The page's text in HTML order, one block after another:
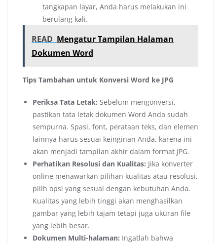
tangkapan layar, Anda harus melakukan ini
berulang kali.
READ Mengatur Tampilan Halaman
Dokumen Word
Tips Tambahan untuk Konversi Word ke JPG
Periksa Tata Letak: Sebelum mengonversi,
pastikan tata letak dokumen Word Anda sudah
sempurna. Spasi, font, perataan teks, dan elemen
lainnya harus sesuai keinginan Anda, karena ini
akan menjadi tampilan akhir dalam format JPG.
Perhatikan Resolusi dan Kualitas: Jika konverter
online menawarkan pilihan kualitas atau resolusi,
pilih opsi yang sesuai dengan kebutuhan Anda.
Kualitas yang lebih tinggi akan menghasilkan
gambar yang lebih tajam tetapi juga ukuran file
yang lebih besar.
Dokumen Multi-halaman: Ingatlah bahwa